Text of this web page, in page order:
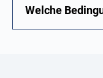
Welche